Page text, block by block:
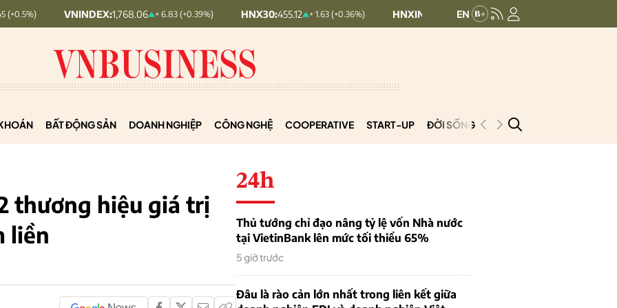
1,768.06 + 6.83 (+0.39%) HNX30:455.12 + 1.63 (+0.36%) HNXINDEX: 293.44 + 0.25 (+0.09%) UPCOMINDEX:
BẤT ĐỘNG SẢN DOANH NGHIỆP CÔNG NGHỆ COOPERATIVE START-UP ĐỜI SỐNG PODCAST
thương hiệu giá trị
liền
24h
Thủ tướng chỉ đạo nâng tỷ lệ vốn Nhà nước
tại VietinBank lên mức tối thiểu 65%
5 giờ trước
Đâu là rào cản lớn nhất trong liên kết giữa